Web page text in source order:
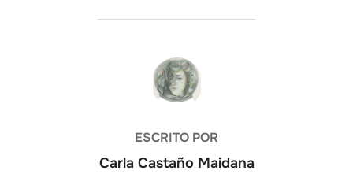
AUTOR DE LA PUBLICACIÓN
ESCRITO POR
Carla Castaño Maidana